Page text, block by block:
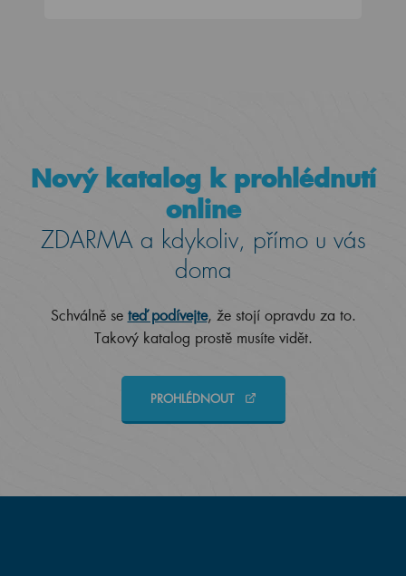
Nový katalog k prohlédnutí
online
ZDARMA a kdykoliv, přímo u vás
doma
Schválně se teď podívejte, že stojí opravdu za to.
Takový katalog prostě musíte vidět.
PROHLÉDNOUT